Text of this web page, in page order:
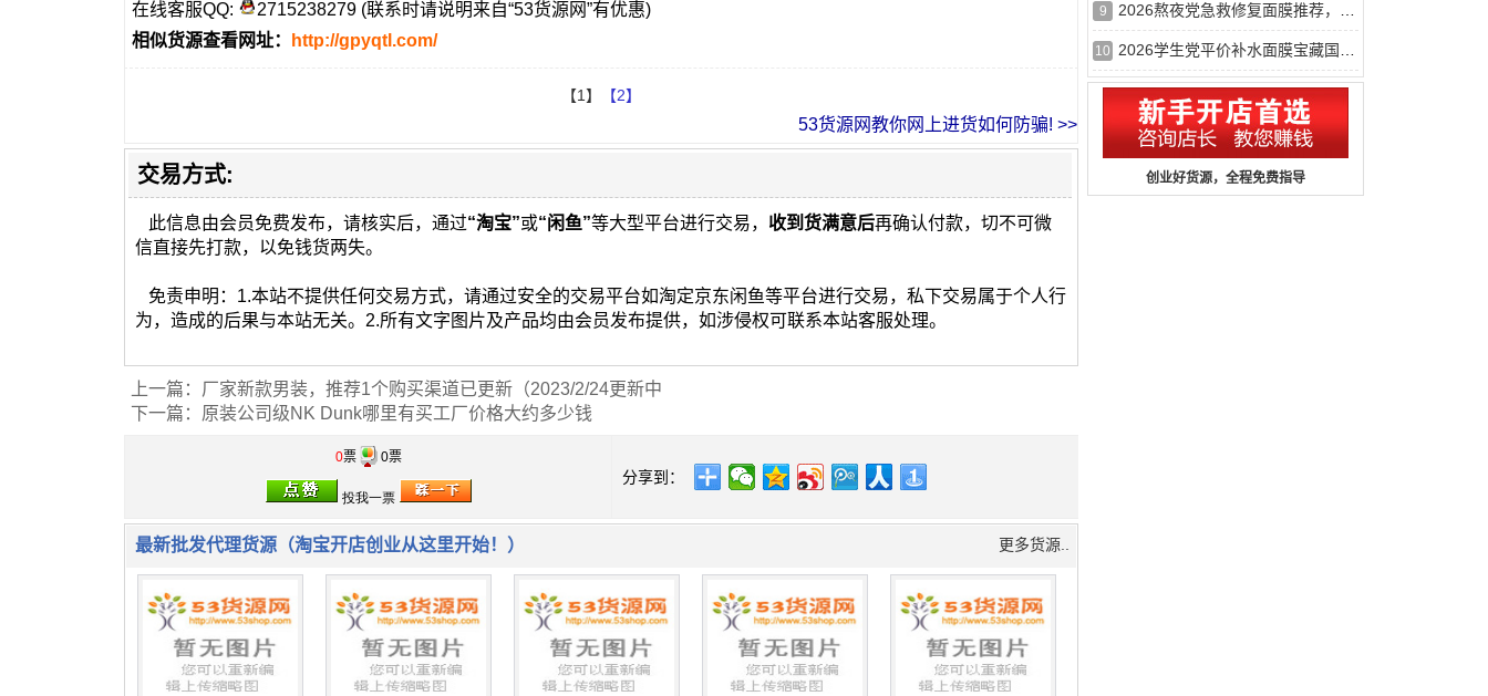
环保漆刷墙后多久能住？
通常墙面漆完工后，2天就可以干燥成膜，即2天后墙面将不再挥发有机物。但是如果有小孩子或老人，建议在一个月后
再进去入住。入主后要经常通风，让空气流通起来。并且还可以在房间里放置一些植物，芦荟、吊兰、仙人掌仙人球等。
本站内容来源于网络，仅作为展示之用，版权归原作者所有；如有不适，请告知，我们会尽快删除。
9 2026熬夜党急救修复面膜推荐，抗氧化褪暗沉熬夜不垮脸
10 2026学生党平价补水面膜宝藏国货小众品牌大公开，好用又便宜
创业好货源，全程免费指导